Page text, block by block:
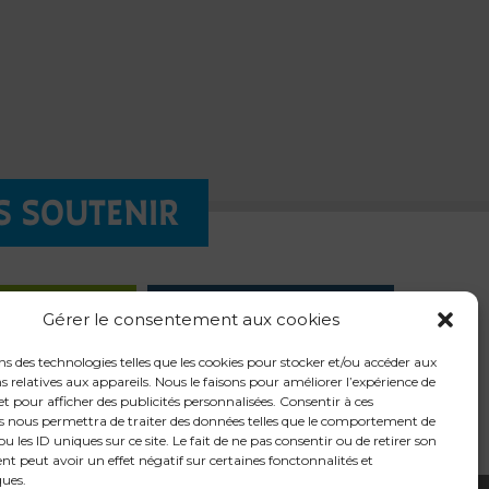
Gérer le consentement aux cookies
des technologies telles que les cookies pour stocker et/ou accéder aux
relatives aux appareils. Nous le faisons pour améliorer l’expérience de
pour afficher des publicités personnalisées. Consentir à ces
nous permettra de traiter des données telles que le comportement de
les ID uniques sur ce site. Le fait de ne pas consentir ou de retirer son
peut avoir un effet négatif sur certaines fonctonnalités et
SOUTENIR
LES
CHANTIERS